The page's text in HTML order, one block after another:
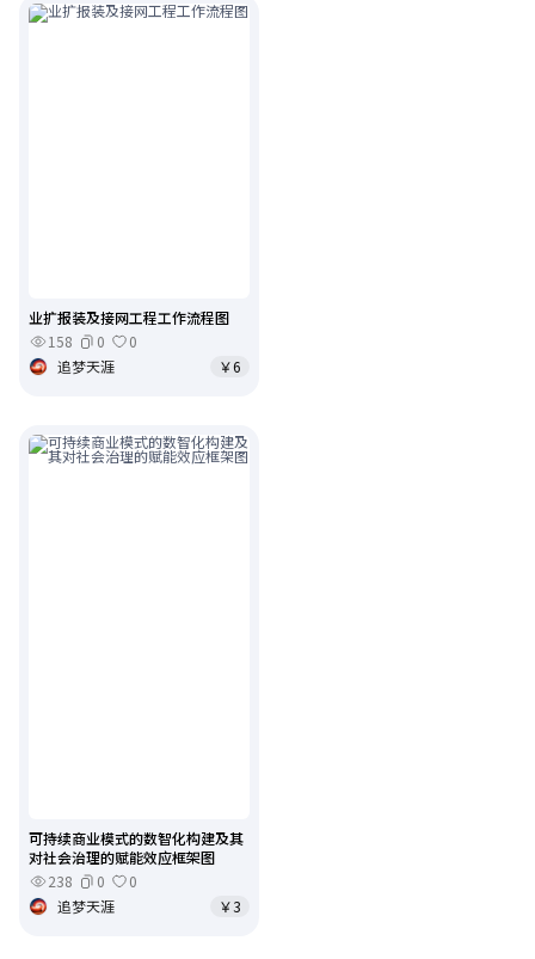
业扩报装及接网工程工作流程图
158
0
0
追梦天涯
￥6
可持续商业模式的数智化构建及其
对社会治理的赋能效应框架图
238
0
0
追梦天涯
￥3